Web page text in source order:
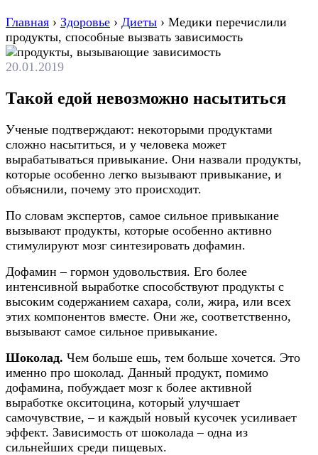
Главная › Здоровье › Диеты › Медики перечислили
продукты, способные вызвать зависимость
20.01.2019
Такой едой невозможно насытиться
Ученые подтверждают: некоторыми продуктами
сложно насытиться, и у человека может
вырабатываться привыкание. Они назвали продукты,
которые особенно легко вызывают привыкание, и
объяснили, почему это происходит.
По словам экспертов, самое сильное привыкание
вызывают продукты, которые особенно активно
стимулируют мозг синтезировать дофамин.
Дофамин – гормон удовольствия. Его более
интенсивной выработке способствуют продукты с
высоким содержанием сахара, соли, жира, или всех
этих компонентов вместе. Они же, соответственно,
вызывают самое сильное привыкание.
Шоколад. Чем больше ешь, тем больше хочется. Это
именно про шоколад. Данный продукт, помимо
дофамина, побуждает мозг к более активной
выработке окситоцина, который улучшает
самочувствие, – и каждый новый кусочек усиливает
эффект. Зависимость от шоколада – одна из
сильнейших среди пищевых.